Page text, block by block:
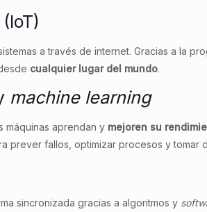
a través de internet. Gracias a la
cualquier lugar del mundo.
machine learning
máquinas aprendan y mejoren su
prever fallos, optimizar procesos y tomar
sincronizada gracias a algoritmos y